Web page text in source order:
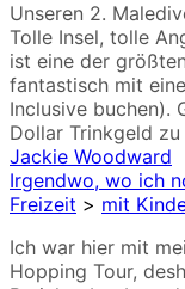
Unseren 2.
Tolle Insel, tolle
ist eine der
fantastisch mit
Inclusive buchen).
Dollar Trinkgeld zu
Jackie Woodward
Irgendwo, wo ich
Freizeit > mit
Ich war hier mit
Hopping Tour,